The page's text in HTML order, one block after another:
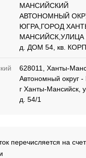
МАНСИЙСКИЙ
АВТОНОМНЫЙ
ЮГРА,ГОРОД
МАНСИЙСК,УЛИЦА
д. ДОМ 54, кв.
628011, Ханты-
Автономный округ
г Ханты-Мансийск,
д. 54/1
перечисляется на счет